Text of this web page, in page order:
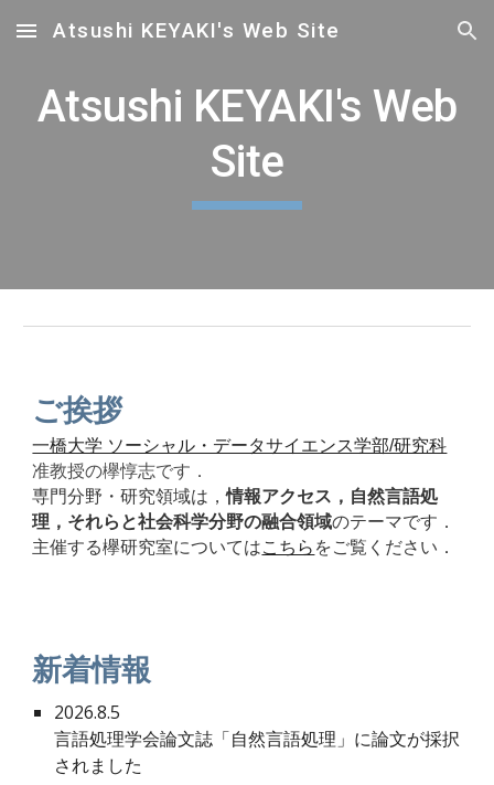
Skip to main content Skip to navigation
Atsushi KEYAKI's Web Site
Atsushi KEYAKI's Web
Site
ご挨拶
一橋大学 ソーシャル・データサイエンス学部/研究科
准教授の欅惇志です．
専門分野・研究領域は，情報アクセス，自然言語処
理，それらと社会科学分野の融合領域のテーマです．
主催する欅研究室についてはこちら をご覧ください．
新着情報
2026.8.5
言語処理学会論文誌「自然言語処理」 に論文が採択
されました